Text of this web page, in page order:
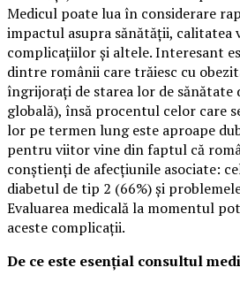
Medicul poate lua în considerare
impactul asupra sănătății, calitatea
complicațiilor și altele. Interesant
dintre românii care trăiesc cu
îngrijorați de starea lor de sănătate
globală), însă procentul celor care
lor pe termen lung este aproape
pentru viitor vine din faptul că
conștienți de afecțiunile asociate:
diabetul de tip 2 (66%) și
Evaluarea medicală la momentul
aceste complicații.
De ce este esențial consultul